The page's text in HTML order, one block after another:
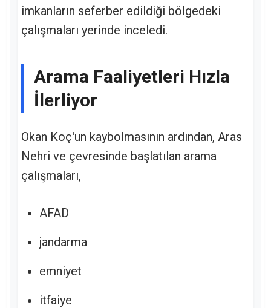
imkanların seferber edildiği bölgedeki
çalışmaları yerinde inceledi.
Arama Faaliyetleri Hızla
İlerliyor
Okan Koç'un kaybolmasının ardından, Aras
Nehri ve çevresinde başlatılan arama
çalışmaları,
AFAD
jandarma
emniyet
itfaiye